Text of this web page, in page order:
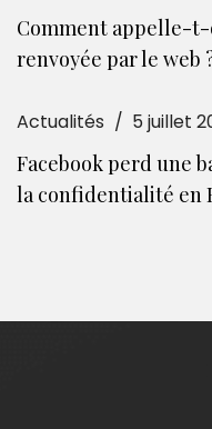
Comment appelle-t-
renvoyée par le web
Actualités 5 juillet
Facebook perd une
la confidentialité en